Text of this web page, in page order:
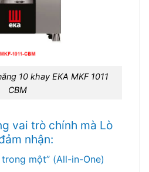
10 khay EKA MKF 1011
CBM
vai trò chính mà Lò
nhận:
trong một” (All-in-One)